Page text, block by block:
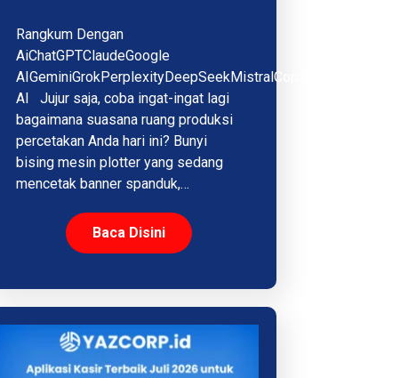
Rangkum Dengan
AiChatGPTClaudeGoogle
AIGeminiGrokPerplexityDeepSeekMistralCopilotQwenMeta
AI Jujur saja, coba ingat-ingat lagi
bagaimana suasana ruang produksi
percetakan Anda hari ini? Bunyi
bising mesin plotter yang sedang
mencetak banner spanduk,…
Baca Disini